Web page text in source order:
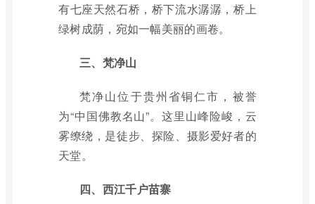
有七座天然石桥，桥下流水潺潺，桥上
绿树成荫，宛如一幅美丽的画卷。
三、梵净山
梵净山位于贵州省铜仁市，被誉
为“中国佛教名山”。这里山峰险峻，云
雾缭绕，是徒步、探险、摄影爱好者的
天堂。
四、西江千户苗寨